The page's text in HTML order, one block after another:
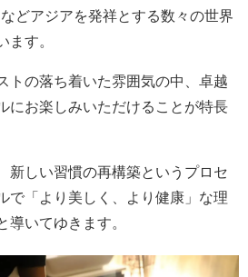
どアジアを発祥とする数々の世界
ます。
トの落ち着いた雰囲気の中、卓越
にお楽しみいただけることが特長
新しい習慣の再構築というプロセ
で「より美しく、より健康」な理
導いてゆきます。